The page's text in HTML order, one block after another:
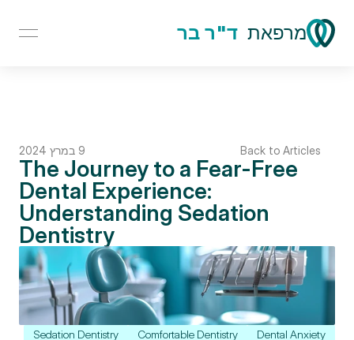
מרפאת ד"ר בר
Back to Articles 9 במרץ 2024
The Journey to a Fear-Free
Dental Experience:
Understanding Sedation
Dentistry
Dental Anxiety
Comfortable Dentistry
Sedation Dentistry